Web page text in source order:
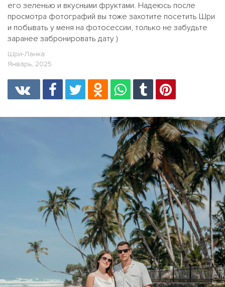
его зеленью и вкусными фруктами. Надеюсь после
просмотра фотографий вы тоже захотите посетить Шри
и побывать у меня на фотосессии, только не забудьте
заранее забронировать дату )
Шри-Ланка
Январь, 2025